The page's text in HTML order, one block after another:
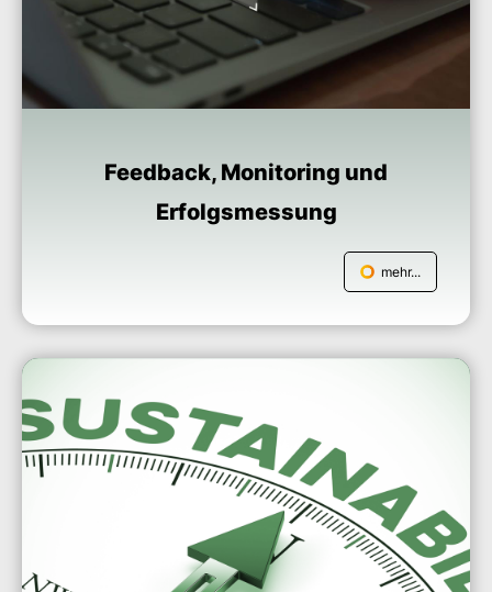
Feedback, Monitoring und
Erfolgsmessung
mehr...